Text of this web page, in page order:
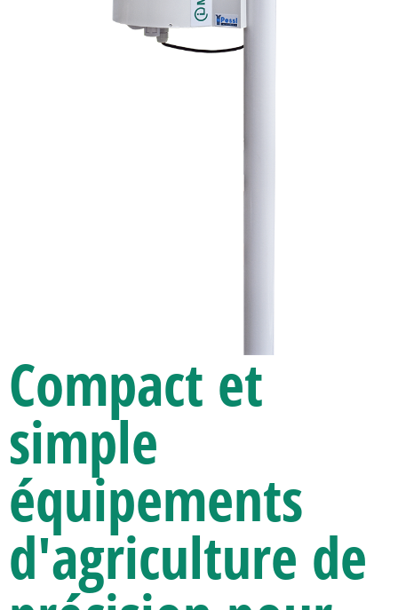
Compact et
simple
équipements
d'agriculture de